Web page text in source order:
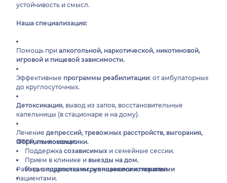
устойчивость и смысл.
Наша специализация:
Помощь при алкогольной, наркотической, никотиновой,
игровой и пищевой зависимости.
Эффективные программы реабилитации: от амбулаторных
до круглосуточных.
Детоксикация, вывод из запоя, восстановительные
капельницы (в стационаре и на дому).
Лечение депрессий, тревожных расстройств, выгорания,
ПТСР, психосоматики.
Поддержка созависимых и семейные сессии.
Работа сподростками, женщинами и пожилыми
пациентами.
Форматы помощи:
Прием в клинике и выезды на дом.
Индивидуальная игрупповая психотерапия.